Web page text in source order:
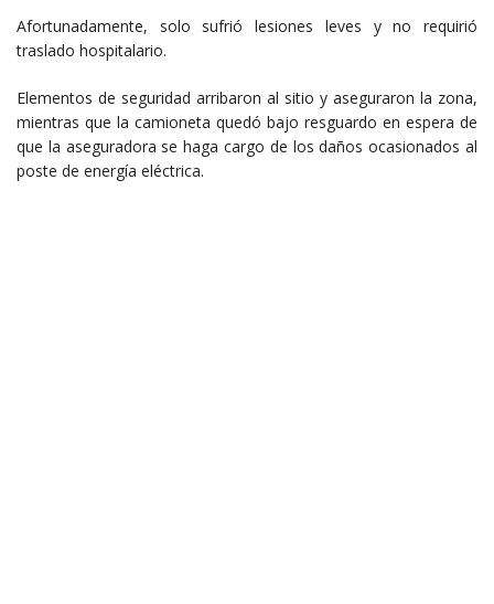
Afortunadamente, solo sufrió lesiones leves y no requirió
traslado hospitalario.
Elementos de seguridad arribaron al sitio y aseguraron la zona,
mientras que la camioneta quedó bajo resguardo en espera de
que la aseguradora se haga cargo de los daños ocasionados al
poste de energía eléctrica.